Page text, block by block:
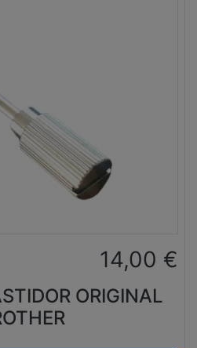
14,00 €
ORIGINAL